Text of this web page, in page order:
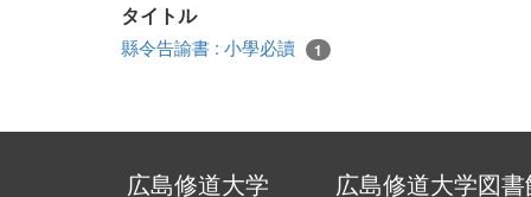
タイトル
縣令告諭書 : 小學必讀 1
広島修道大学 広島修道大学図